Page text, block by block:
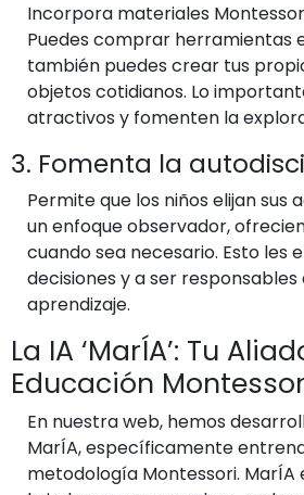
Incorpora materiales
Puedes comprar herramientas
también puedes crear tus
objetos cotidianos. Lo
atractivos y fomenten la
3. Fomenta la
Permite que los niños elijan sus
un enfoque observador,
cuando sea necesario. Esto les
decisiones y a ser
aprendizaje.
La IA ‘MarÍA’: Tu
Educación
En nuestra web, hemos
MarÍA, específicamente
metodología Montessori. MarÍA